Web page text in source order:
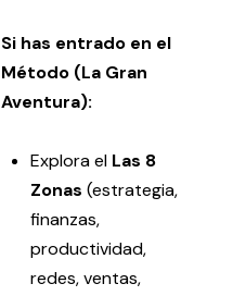
Si has entrado en el
Método (La Gran
Aventura):
Explora el Las 8
Zonas (estrategia,
finanzas,
productividad,
redes, ventas,